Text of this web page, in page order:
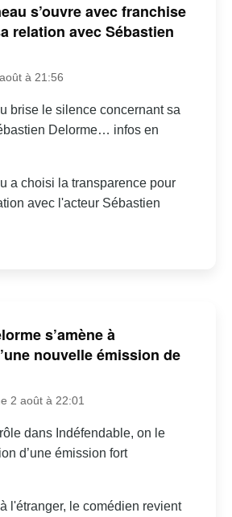
s’ouvre avec franchise
relation avec Sébastien
à 21:56
brise le silence concernant sa
Delorme… infos en
a choisi la transparence pour
avec l'acteur Sébastien
s’amène à
nouvelle émission de
2 août à 22:01
dans Indéfendable, on le
d’une émission fort
l'étranger, le comédien revient